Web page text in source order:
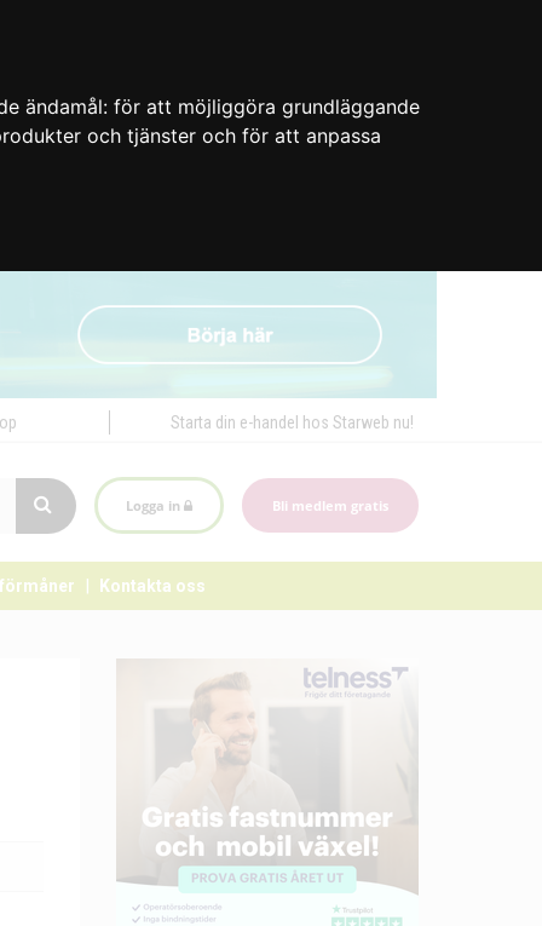
ändamål: för att möjliggöra grundläggande
och tjänster och för att anpassa
Starta din e-handel hos Starweb nu!
Logga in Bli medlem gratis
Kontakta oss